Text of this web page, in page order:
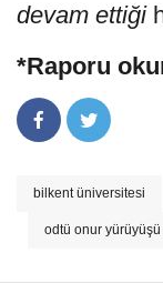
devam ettiği
*Raporu
bilkent üniversitesi
odtü onur yürüyüşü